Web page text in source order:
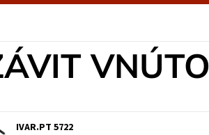
IVAR.PT 5722